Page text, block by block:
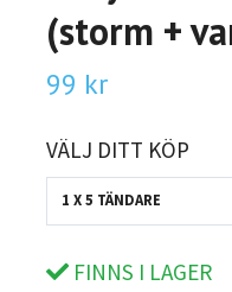
(storm +
99 kr
VÄLJ DITT KÖP
1 X 5 TÄNDARE
FINNS I LAGER